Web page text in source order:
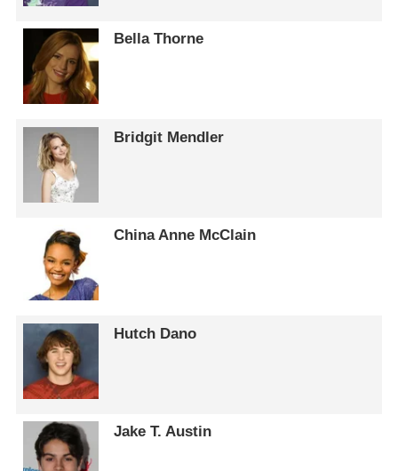
Bella Thorne
Bridgit Mendler
China Anne McClain
Hutch Dano
Jake T. Austin